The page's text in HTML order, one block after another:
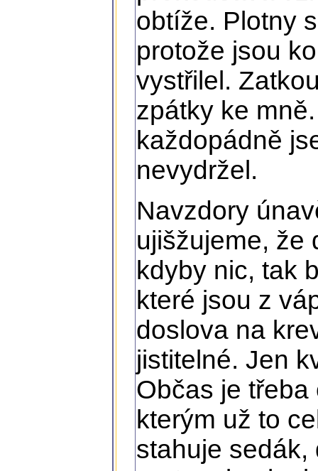
obtíže. Plotny
protože jsou
vystřilel.
zpátky ke
každopádně
nevydržel.
Navzdory
ujišžujeme, že
kdyby nic, tak
které jsou z
doslova na
jistitelné. Jen
Občas je
kterým už to
stahuje sedák,